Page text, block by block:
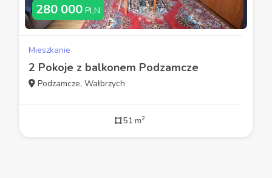
280 000 PLN
Mieszkanie
2 Pokoje z balkonem Podzamcze
Podzamcze, Wałbrzych
51 m2